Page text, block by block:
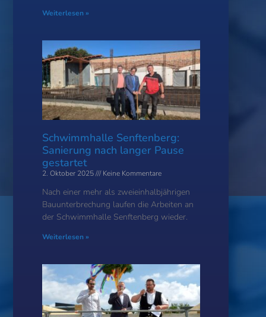
Weiterlesen »
Schwimmhalle Senftenberg:
Sanierung nach langer Pause
gestartet
2. Oktober 2025 Keine Kommentare
Nach einer mehr als zweieinhalbjährigen
Bauunterbrechung laufen die Arbeiten an
der Schwimmhalle Senftenberg wieder.
Weiterlesen »